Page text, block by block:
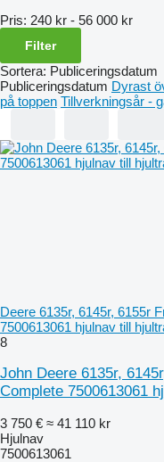
Pris: 240 kr - 56 000 kr
Filter
Sortera: Publiceringsdatum
Publiceringsdatum Dyrast
på toppen Tillverkningsår -
Deere 6135r, 6145r, 6155r
7500613061 hjulnav till
8
John Deere 6135r,
Complete 7500613061
3 750 € ≈ 41 110 kr
Hjulnav
7500613061